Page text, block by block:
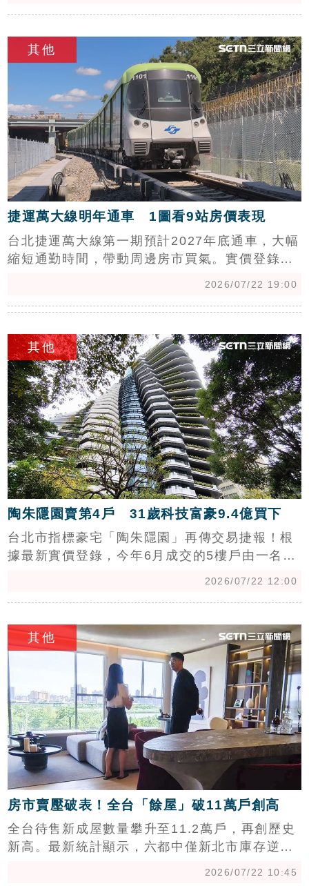
防成效。為提升大眾防詐意識，地政局特別製作
獨居長者防詐宣導影片，即日起於新北捷運各月
台公益電視強力播送。藉由每日逾10萬人次的通
勤人潮，將識詐觀念深入生活，強化民眾對不動
產詐騙的防禦力，全力守護市民財產安全，避免
不肖人士利用投資話術謀取利益。
其他
捷運萬大線明年通車 1圖看9站房價表現
台北捷運萬大線第一期預計2027年底通車，大幅
縮短通勤時間，帶動周邊房市買氣。實價登錄顯
價奪冠，成為購屋族熱區。專家分析，萬大線串
優勢，機能成熟；加蚋站則以北市門牌與相對實
惠的5字頭房價，吸引首購族目光。隨著聯開案
與都更計畫推動，萬大線沿線房產潛力看漲，建
議有通勤需求的購屋族，可趁早佈局潛力站點，
享受未來交通升級帶來的房價增值效益。
2026/07/22 19:00
其他
陶朱隱園賣第4戶 31歲科技富豪9.4億買下
台北市指標豪宅「陶朱隱園」再傳交易捷報！根
據最新實價登錄，今年6月成交的5樓戶由一名30
累計揭露4筆交易，總金額達36.35億元，買家多
為外籍富豪。專家分析，高端豪宅市場受大盤影
響較小，隱私性與稀有性是吸引富豪入手的關
鍵。隨著5樓單價正式突破300萬大關，預期未來
頂級豪宅市場仍具剛性需求，陶朱隱園後續成交
單價亦有機會再創新高，持續引領台灣頂級房產
市場話題。
2026/07/22 12:00
其他
房市賣壓破表！全台「餘屋」破11萬戶創高
全台待售新成屋數量攀升至11.2萬戶，再創歷史
新高。最新統計顯示，六都中僅新北市庫存逆勢
2026/07/22 10:45